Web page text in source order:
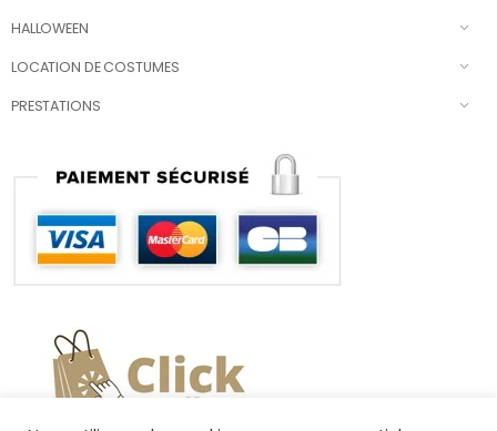
HALLOWEEN
LOCATION DE COSTUMES
PRESTATIONS